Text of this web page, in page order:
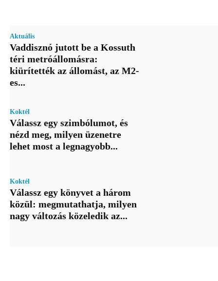
Aktuális
Vaddisznó jutott be a Kossuth
téri metróállomásra:
kiürítették az állomást, az M2-
es...
Koktél
Válassz egy szimbólumot, és
nézd meg, milyen üzenetre
lehet most a legnagyobb...
Koktél
Válassz egy könyvet a három
közül: megmutathatja, milyen
nagy változás közeledik az...